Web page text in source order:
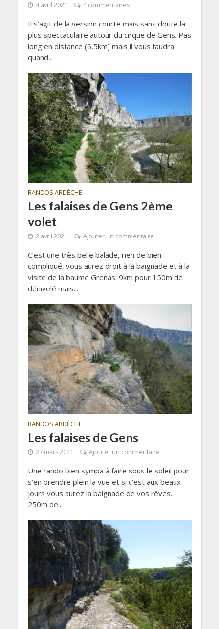
4 avril 2021 4 commentaires
Il s’agit de la version courte mais sans doute la
plus spectaculaire autour du cirque de Gens. Pas
long en distance (6,5km) mais il vous faudra
quand...
RANDOS ARDÈCHE
Les falaises de Gens 2ème
volet
2 avril 2021 Ajouter un commentaire
C’est une très belle balade, rien de bien
compliqué, vous aurez droit à la baignade et à la
visite de la baume Grenas. 9km pour 150m de
dénivelé mais...
RANDOS ARDÈCHE
Les falaises de Gens
27 mars 2021 Ajouter un commentaire
Une rando bien sympa à faire sous le soleil pour
s’en prendre plein la vue et si c’est aux beaux
jours vous aurez la baignade de vos rêves.
250m de...